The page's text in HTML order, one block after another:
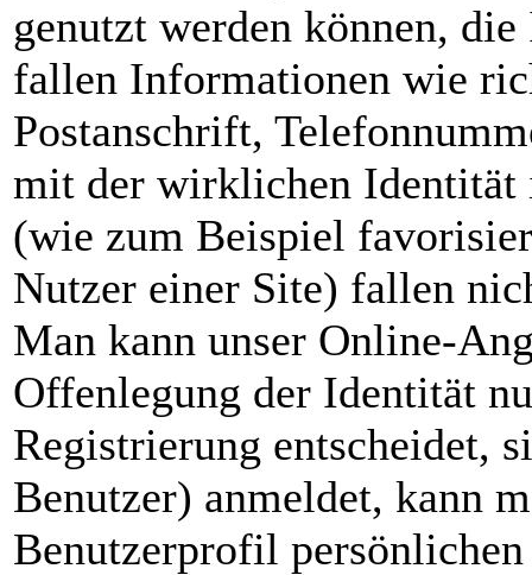
genutzt werden können,
fallen Informationen wie
Postanschrift,
mit der wirklichen Identität
(wie zum Beispiel
Nutzer einer Site) fallen
Man kann unser Online-
Offenlegung der Identität
Registrierung entscheidet,
Benutzer) anmeldet, kann
Benutzerprofil